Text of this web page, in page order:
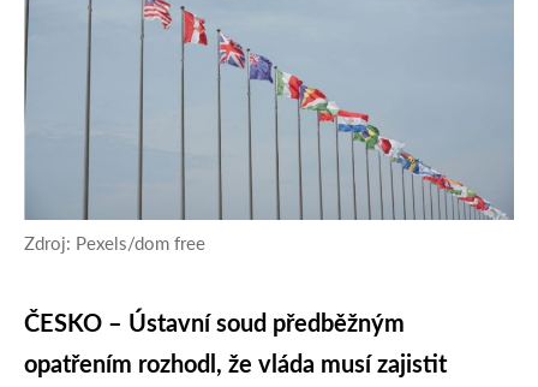
Zdroj: Pexels/dom free
ČESKO – Ústavní soud předběžným
opatřením rozhodl, že vláda musí zajistit